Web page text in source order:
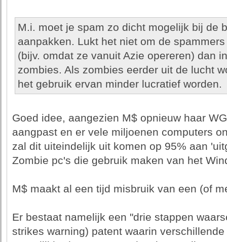
M.i. moet je spam zo dicht mogelijk bij de
aanpakken. Lukt het niet om de
(bijv. omdat ze vanuit Azie opereren) dan
zombies. Als zombies eerder uit de lucht
het gebruik ervan minder lucratief worden.
Goed idee, aangezien M$ opnieuw haar
aangpast en er vele miljoenen computers
zal dit uiteindelijk uit komen op 95% aan
Zombie pc's die gebruik maken van het
M$ maakt al een tijd misbruik van een (of
Er bestaat namelijk een "drie stappen
strikes warning) patent waarin